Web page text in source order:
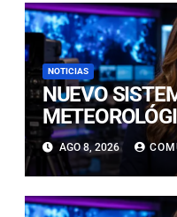
NOTICIAS
NUEVO
LLUVIAS,
ELÉCTRICAS
AGO 8, 2026